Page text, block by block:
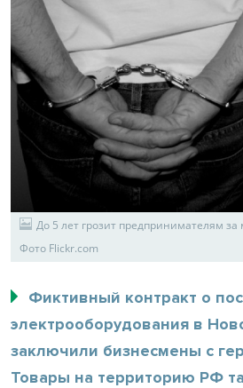
До 5 лет грозит предпринимателям
Фото Flickr.com
Фиктивный контракт о
электрооборудования в
заключили бизнесмены с
Товары на территорию РФ